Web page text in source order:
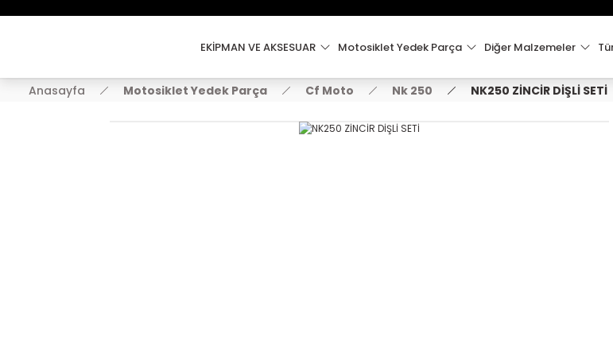
2000 TL VE ÜZERİ KARGO
EKİPMAN VE AKSESUAR Motosiklet Yedek Parça Diğer Malzemeler
Anasayfa Motosiklet Yedek Parça Cf Moto Nk 250 NK250 ZİNCİR DİŞLİ SETİ